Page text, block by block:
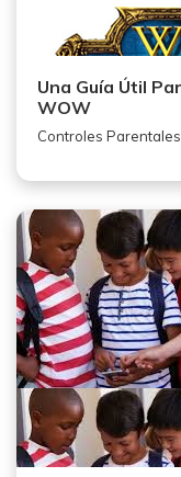
Una Guía Útil
WOW
Controles